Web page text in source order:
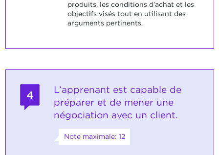
produits, les conditions d’achat et les
objectifs visés tout en utilisant des
arguments pertinents.
4
L’apprenant est capable de
préparer et de mener une
négociation avec un client.
Note maximale: 12